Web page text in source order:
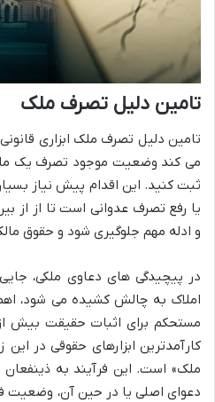
تامین دلیل تصرف ملک
تامین دلیل تصرف ملک ابزاری
می کند وضعیت موجود تصرف یک
ثبت کنید. این اقدام پیش نیاز
یا رفع تصرف عدوانی است تا از از
و ادله مهم جلوگیری شود و حقوق
در پیچیدگی های دعاوی ملکی،
املاک به چالش کشیده می شود،
مستحکم برای اثبات حقیقت بیش
کارآمدترین ابزارهای حقوقی در
ملک» است. این فرآیند به
دعوای اصلی یا در حین آن،